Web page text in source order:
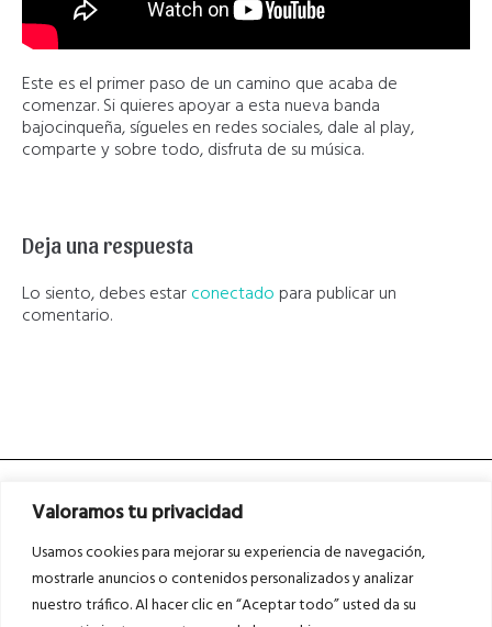
Valoramos tu privacidad
Usamos cookies para mejorar su experiencia de navegación,
mostrarle anuncios o contenidos personalizados y analizar
nuestro tráfico. Al hacer clic en “Aceptar todo” usted da su
Este es el primer paso de un camino que acaba de
comenzar. Si quieres apoyar a esta nueva banda
bajocinqueña, sígueles en redes sociales, dale al play,
comparte y sobre todo, disfruta de su música.
Deja una respuesta
Lo siento, debes estarconectado para publicar un
comentario.